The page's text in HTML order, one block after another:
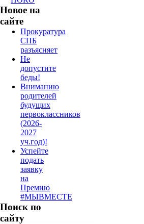
Новое на
сайте
Прокуратура
СПБ
разъясняет
Не
допустите
беды!
Вниманию
родителей
будущих
первоклассников
(2026-
2027
уч.год)!
Успейте
подать
заявку
на
Премию
#МЫВМЕСТЕ
Поиск по
сайту